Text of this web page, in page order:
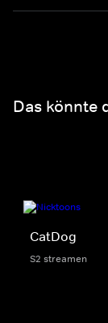
Das könnte
CatDog
S2 streamen